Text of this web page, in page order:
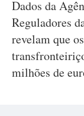
Dados da
Reguladores
revelam que
milhões de